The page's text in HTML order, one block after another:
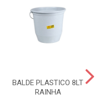
BALDE PLASTICO 8LT
RAINHA